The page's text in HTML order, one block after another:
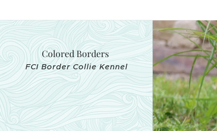
Colored Borders
FCI Border Collie Kennel